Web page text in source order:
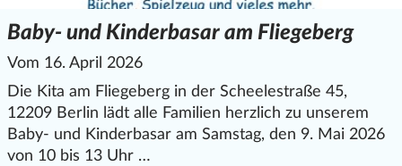
Baby- und Kinderbasar am Fliegeberg
Vom 16. April 2026
Die Kita am Fliegeberg in der Scheelestraße 45,
12209 Berlin lädt alle Familien herzlich zu unserem
Baby- und Kinderbasar am Samstag, den 9. Mai 2026
von 10 bis 13 Uhr …